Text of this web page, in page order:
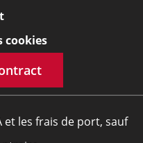
cookies
et les frais de port, sauf